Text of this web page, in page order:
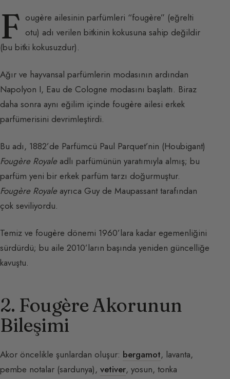
F ougère ailesinin parfümleri “fougère” (eğrelti
otu) adı verilen bitkinin kokusuna sahip değildir
(bu bitki kokusuzdur).
Ağır ve hayvansal parfümlerin modasının ardından
Napolyon I, Eau de Cologne modasını başlattı. Biraz
daha sonra aynı eğilim içinde fougère ailesi erkek
parfümerisini devrimleştirdi.
Bu adı, 1882’de Parfümcü Paul Parquet’nin (Houbigant)
Fougère Royaleadlı parfümünün yaratımıyla almış; bu
parfüm yeni bir erkek parfüm tarzı doğurmuştur.
Fougère Royaleayrıca Guy de Maupassant tarafından
çok seviliyordu.
Temiz ve fougère dönemi 1960’lara kadar egemenliğini
sürdürdü; bu aile 2010’ların başında yeniden güncelliğe
kavuştu.
2. Fougère Akorunun
Bileşimi
Akor öncelikle şunlardan oluşur: bergamot, lavanta,
pembe notalar (sardunya), vetiver, yosun, tonka